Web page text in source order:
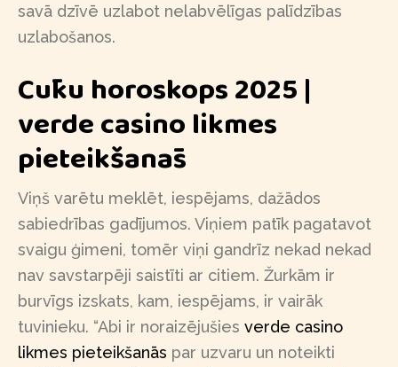
savā dzīvē uzlabot nelabvēlīgas palīdzības
uzlabošanos.
Cūku horoskops 2025 |
verde casino likmes
pieteikšanās
Viņš varētu meklēt, iespējams, dažādos
sabiedrības gadījumos. Viņiem patīk pagatavot
svaigu ģimeni, tomēr viņi gandrīz nekad nekad
nav savstarpēji saistīti ar citiem. Žurkām ir
burvīgs izskats, kam, iespējams, ir vairāk
tuvinieku. “Abi ir noraizējušies verde casino
likmes pieteikšanās par uzvaru un noteikti